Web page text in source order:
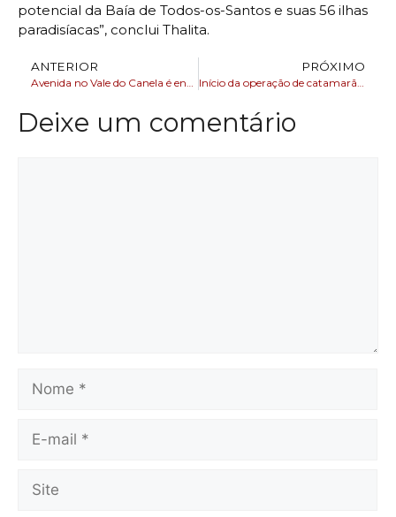
potencial da Baía de Todos-os-Santos e suas 56 ilhas
paradisíacas”, conclui Thalita.
ANTERIOR PRÓXIMO
Deixe um comentário